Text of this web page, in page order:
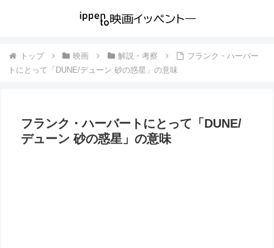
トップ 映画 解説・考察
フランク・ハーバー
トにとって「DUNE/デューン 砂の惑星」の意味
フランク・ハーバートにとって「DUNE/
デューン 砂の惑星」の意味